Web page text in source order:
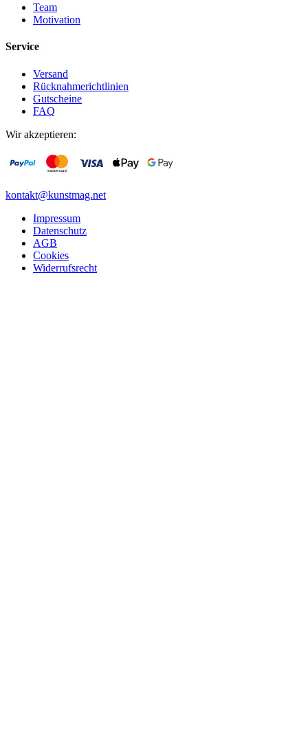
Team
Motivation
Service
Versand
Rücknahmerichtlinien
Gutscheine
FAQ
Wir akzeptieren:
kontakt@kunstmag.net
Impressum
Datenschutz
AGB
Cookies
Widerrufsrecht